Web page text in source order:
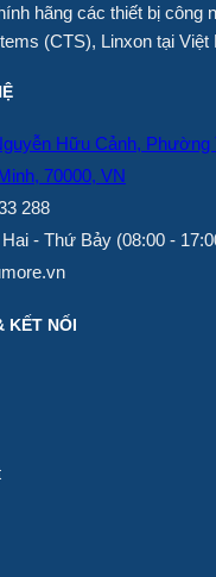
hãng các thiết bị công
(CTS), Linxon tại Việt
Hữu Cảnh, Phường
70000, VN
288
- Thứ Bảy (08:00 -
KẾT NỐI